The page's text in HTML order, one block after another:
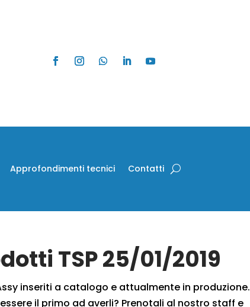
Approfondimenti tecnici Contatti
TSP 25/01/2019
inseriti a catalogo e attualmente in produzione.
il primo ad averli? Prenotali al nostro staff e